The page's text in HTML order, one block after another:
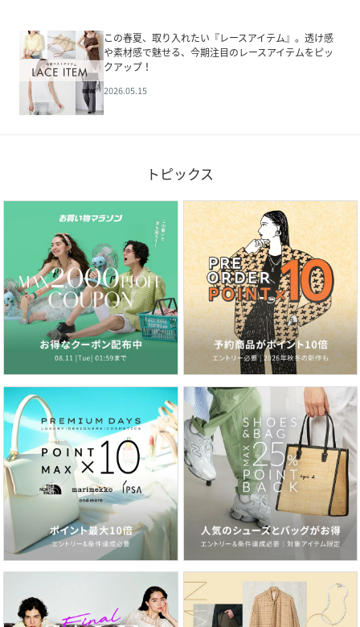
この春夏、取り入れたい『レースアイテム』。透け感
や素材感で魅せる、今期注目のレースアイテムをピッ
クアップ！
2026.05.15
トピックス